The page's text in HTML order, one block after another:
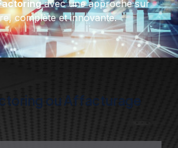
avec une approche sur
complète et innovante.
ou Affacturage